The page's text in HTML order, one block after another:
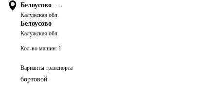
Белоусово →
Калужская обл.
Белоусово
Калужская обл.
Кол-во машин: 1
Варианты транспорта
бортовой